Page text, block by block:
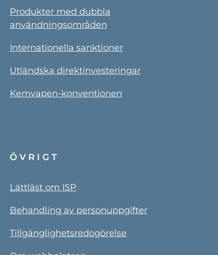
Produkter med dubbla
användningsområden
Internationella sanktioner
Utländska direktinvesteringar
Kemvapen-konventionen
ÖVRIGT
Lättläst om ISP
Behandling av personuppgifter
Tillgänglighetsredogörelse